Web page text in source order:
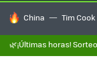
HOY SE HABLA DE
China Tim Cook
🌿¡Últimas horas!